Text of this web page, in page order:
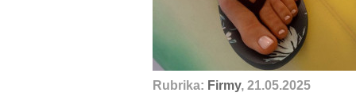
Rubrika: Firmy, 21.05.2025